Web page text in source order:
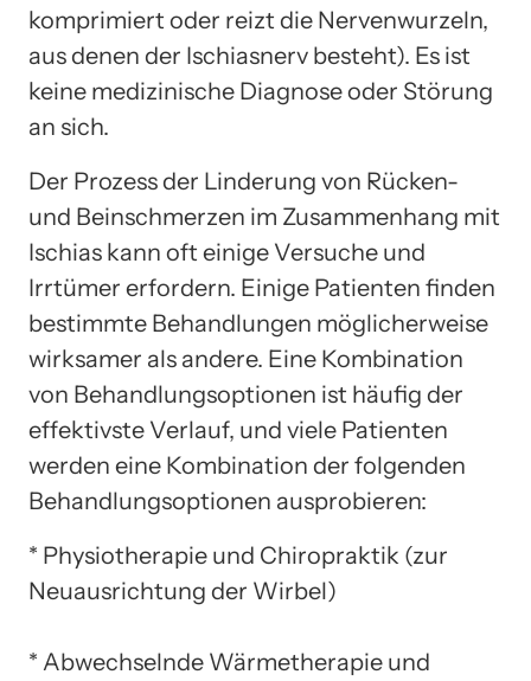
komprimiert oder reizt die Nervenwurzeln,
aus denen der Ischiasnerv besteht). Es ist
keine medizinische Diagnose oder Störung
an sich.
Der Prozess der Linderung von Rücken-
und Beinschmerzen im Zusammenhang mit
Ischias kann oft einige Versuche und
Irrtümer erfordern. Einige Patienten finden
bestimmte Behandlungen möglicherweise
wirksamer als andere. Eine Kombination
von Behandlungsoptionen ist häufig der
effektivste Verlauf, und viele Patienten
werden eine Kombination der folgenden
Behandlungsoptionen ausprobieren:
* Physiotherapie und Chiropraktik (zur
Neuausrichtung der Wirbel)
* Abwechselnde Wärmetherapie und